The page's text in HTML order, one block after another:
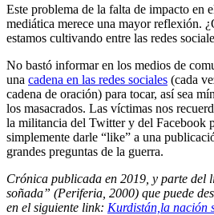
Este problema de la falta de impacto en
mediática merece una mayor reflexión.
estamos cultivando entre las redes
No bastó informar en los medios de
una cadena en las redes sociales (cada
cadena de oración) para tocar, así sea
los masacrados. Las víctimas nos
la militancia del Twitter y del Facebook
simplemente darle “like” a una
grandes preguntas de la guerra.
Crónica publicada en 2019, y parte del
soñada” (Periferia, 2000) que puede
en el siguiente link: Kurdistán,la nación